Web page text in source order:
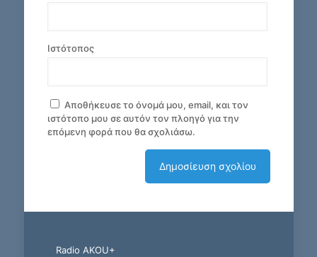
Ιστότοπος
Αποθήκευσε το όνομά μου, email, και τον
ιστότοπο μου σε αυτόν τον πλοηγό για την
επόμενη φορά που θα σχολιάσω.
Radio AKOU+